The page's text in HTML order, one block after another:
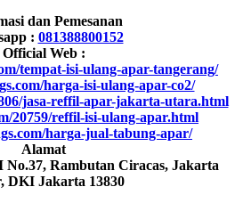
dan Pemesanan
: 081388800152
Official Web :
tempat-isi-ulang-apar-tangerang/
harga-isi-ulang-apar-co2/
jasa-reffil-apar-jakarta-utara.html
20759/reffil-isi-ulang-apar.html
harga-jual-tabung-apar/
Alamat
Rambutan Ciracas, Jakarta
DKI Jakarta 13830